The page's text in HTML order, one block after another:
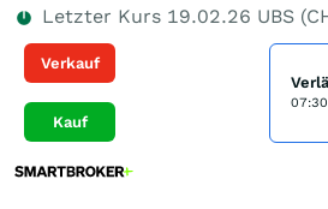
Letzter Kurs 19.02.26 UBS
Verkauf
Kauf